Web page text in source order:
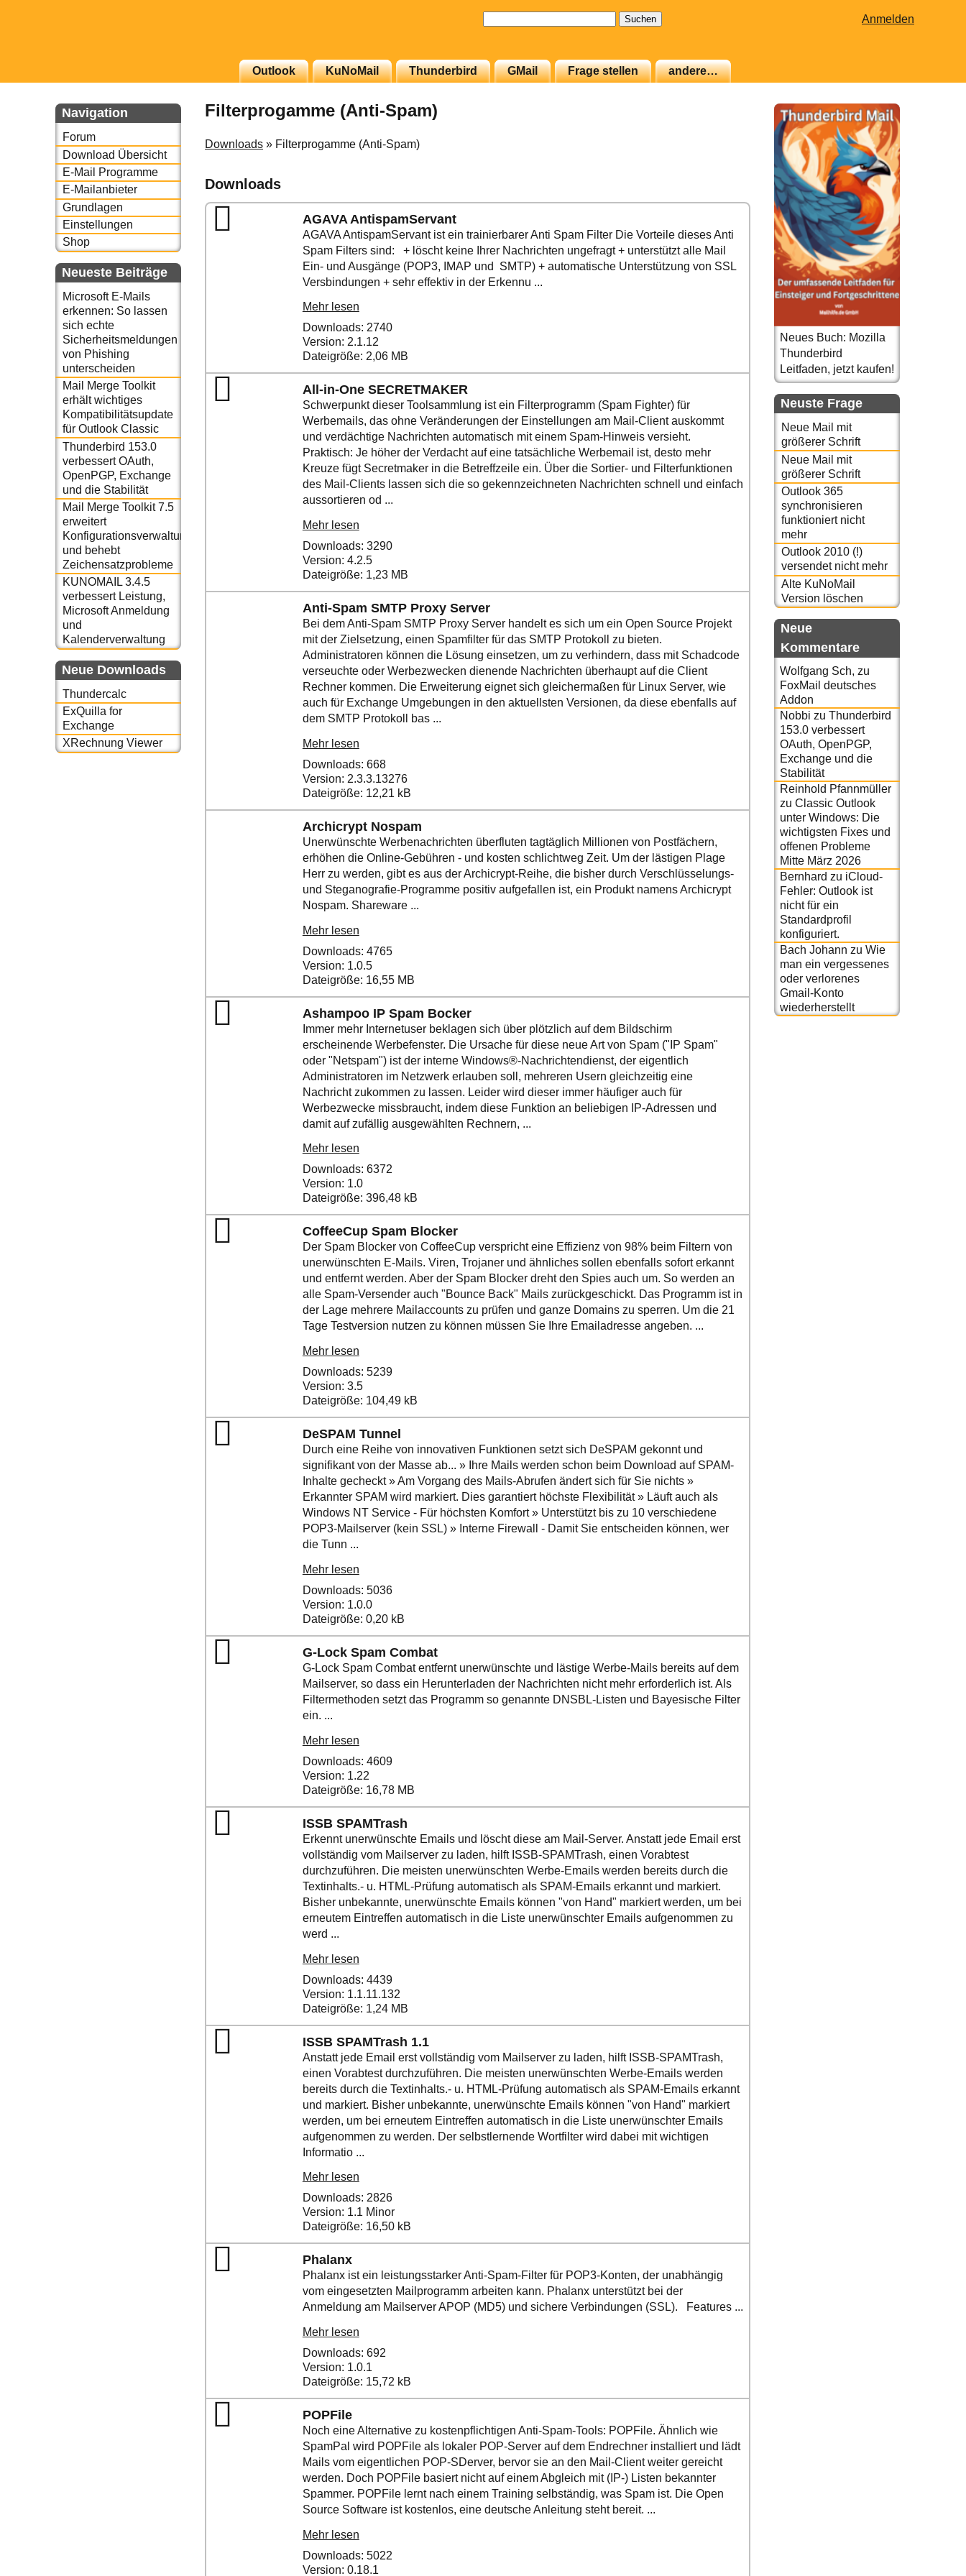
Anmelden
Outlook KuNoMail Thunderbird GMail Frage stellen andere…
Navigation
Forum
Download Übersicht
E-Mail Programme
E-Mailanbieter
Grundlagen
Einstellungen
Shop
Neueste Beiträge
Microsoft E-Mails
erkennen: So lassen
sich echte
Sicherheitsmeldungen
von Phishing
unterscheiden
Mail Merge Toolkit
erhält wichtiges
Kompatibilitätsupdate
für Outlook Classic
Thunderbird 153.0
verbessert OAuth,
OpenPGP, Exchange
und die Stabilität
Mail Merge Toolkit 7.5
erweitert
Konfigurationsverwaltung
und behebt
Zeichensatzprobleme
KUNOMAIL 3.4.5
verbessert Leistung,
Microsoft Anmeldung
und
Kalenderverwaltung
Neue Downloads
Thundercalc
ExQuilla for
Exchange
XRechnung Viewer
Filterprogamme (Anti-Spam)
Downloads » Filterprogamme (Anti-Spam)
Downloads
AGAVA AntispamServant
AGAVA AntispamServant ist ein trainierbarer Anti Spam Filter Die Vorteile dieses Anti
Spam Filters sind: + löscht keine Ihrer Nachrichten ungefragt + unterstützt alle Mail
Ein- und Ausgänge (POP3, IMAP und SMTP) + automatische Unterstützung von SSL
Versbindungen + sehr effektiv in der Erkennu ...
Mehr lesen
Downloads: 2740
Version: 2.1.12
Dateigröße: 2,06 MB
All-in-One SECRETMAKER
Schwerpunkt dieser Toolsammlung ist ein Filterprogramm (Spam Fighter) für
Werbemails, das ohne Veränderungen der Einstellungen am Mail-Client auskommt
und verdächtige Nachrichten automatisch mit einem Spam-Hinweis versieht.
Praktisch: Je höher der Verdacht auf eine tatsächliche Werbemail ist, desto mehr
Kreuze fügt Secretmaker in die Betreffzeile ein. Über die Sortier- und Filterfunktionen
des Mail-Clients lassen sich die so gekennzeichneten Nachrichten schnell und einfach
aussortieren od ...
Mehr lesen
Downloads: 3290
Version: 4.2.5
Dateigröße: 1,23 MB
Anti-Spam SMTP Proxy Server
Bei dem Anti-Spam SMTP Proxy Server handelt es sich um ein Open Source Projekt
mit der Zielsetzung, einen Spamfilter für das SMTP Protokoll zu bieten.
Administratoren können die Lösung einsetzen, um zu verhindern, dass mit Schadcode
verseuchte oder Werbezwecken dienende Nachrichten überhaupt auf die Client
Rechner kommen. Die Erweiterung eignet sich gleichermaßen für Linux Server, wie
auch für Exchange Umgebungen in den aktuellsten Versionen, da diese ebenfalls auf
dem SMTP Protokoll bas ...
Mehr lesen
Downloads: 668
Version: 2.3.3.13276
Dateigröße: 12,21 kB
Archicrypt Nospam
Unerwünschte Werbenachrichten überfluten tagtäglich Millionen von Postfächern,
erhöhen die Online-Gebühren - und kosten schlichtweg Zeit. Um der lästigen Plage
Herr zu werden, gibt es aus der Archicrypt-Reihe, die bisher durch Verschlüsselungs-
und Steganografie-Programme positiv aufgefallen ist, ein Produkt namens Archicrypt
Nospam. Shareware ...
Mehr lesen
Downloads: 4765
Version: 1.0.5
Dateigröße: 16,55 MB
Ashampoo IP Spam Bocker
Immer mehr Internetuser beklagen sich über plötzlich auf dem Bildschirm
erscheinende Werbefenster. Die Ursache für diese neue Art von Spam ("IP Spam"
oder "Netspam") ist der interne Windows®-Nachrichtendienst, der eigentlich
Administratoren im Netzwerk erlauben soll, mehreren Usern gleichzeitig eine
Nachricht zukommen zu lassen. Leider wird dieser immer häufiger auch für
Werbezwecke missbraucht, indem diese Funktion an beliebigen IP-Adressen und
damit auf zufällig ausgewählten Rechnern, ...
Mehr lesen
Downloads: 6372
Version: 1.0
Dateigröße: 396,48 kB
CoffeeCup Spam Blocker
Der Spam Blocker von CoffeeCup verspricht eine Effizienz von 98% beim Filtern von
unerwünschten E-Mails. Viren, Trojaner und ähnliches sollen ebenfalls sofort erkannt
und entfernt werden. Aber der Spam Blocker dreht den Spies auch um. So werden an
alle Spam-Versender auch "Bounce Back" Mails zurückgeschickt. Das Programm ist in
der Lage mehrere Mailaccounts zu prüfen und ganze Domains zu sperren. Um die 21
Tage Testversion nutzen zu können müssen Sie Ihre Emailadresse angeben. ...
Mehr lesen
Downloads: 5239
Version: 3.5
Dateigröße: 104,49 kB
DeSPAM Tunnel
Durch eine Reihe von innovativen Funktionen setzt sich DeSPAM gekonnt und
signifikant von der Masse ab... » Ihre Mails werden schon beim Download auf SPAM-
Inhalte gecheckt » Am Vorgang des Mails-Abrufen ändert sich für Sie nichts »
Erkannter SPAM wird markiert. Dies garantiert höchste Flexibilität » Läuft auch als
Windows NT Service - Für höchsten Komfort » Unterstützt bis zu 10 verschiedene
POP3-Mailserver (kein SSL) » Interne Firewall - Damit Sie entscheiden können, wer
die Tunn ...
Mehr lesen
Downloads: 5036
Version: 1.0.0
Dateigröße: 0,20 kB
G-Lock Spam Combat
G-Lock Spam Combat entfernt unerwünschte und lästige Werbe-Mails bereits auf dem
Mailserver, so dass ein Herunterladen der Nachrichten nicht mehr erforderlich ist. Als
Filtermethoden setzt das Programm so genannte DNSBL-Listen und Bayesische Filter
ein. ...
Mehr lesen
Downloads: 4609
Version: 1.22
Dateigröße: 16,78 MB
ISSB SPAMTrash
Erkennt unerwünschte Emails und löscht diese am Mail-Server. Anstatt jede Email erst
vollständig vom Mailserver zu laden, hilft ISSB-SPAMTrash, einen Vorabtest
durchzuführen. Die meisten unerwünschten Werbe-Emails werden bereits durch die
Textinhalts.- u. HTML-Prüfung automatisch als SPAM-Emails erkannt und markiert.
Bisher unbekannte, unerwünschte Emails können "von Hand" markiert werden, um bei
erneutem Eintreffen automatisch in die Liste unerwünschter Emails aufgenommen zu
werd ...
Mehr lesen
Downloads: 4439
Version: 1.1.11.132
Dateigröße: 1,24 MB
ISSB SPAMTrash 1.1
Anstatt jede Email erst vollständig vom Mailserver zu laden, hilft ISSB-SPAMTrash,
einen Vorabtest durchzuführen. Die meisten unerwünschten Werbe-Emails werden
bereits durch die Textinhalts.- u. HTML-Prüfung automatisch als SPAM-Emails erkannt
und markiert. Bisher unbekannte, unerwünschte Emails können "von Hand" markiert
werden, um bei erneutem Eintreffen automatisch in die Liste unerwünschter Emails
aufgenommen zu werden. Der selbstlernende Wortfilter wird dabei mit wichtigen
Informatio ...
Mehr lesen
Downloads: 2826
Version: 1.1 Minor
Dateigröße: 16,50 kB
Phalanx
Phalanx ist ein leistungsstarker Anti-Spam-Filter für POP3-Konten, der unabhängig
vom eingesetzten Mailprogramm arbeiten kann. Phalanx unterstützt bei der
Anmeldung am Mailserver APOP (MD5) und sichere Verbindungen (SSL). Features ...
Mehr lesen
Downloads: 692
Version: 1.0.1
Dateigröße: 15,72 kB
POPFile
Noch eine Alternative zu kostenpflichtigen Anti-Spam-Tools: POPFile. Ähnlich wie
SpamPal wird POPFile als lokaler POP-Server auf dem Endrechner installiert und lädt
Mails vom eigentlichen POP-SDerver, bervor sie an den Mail-Client weiter gereicht
werden. Doch POPFile basiert nicht auf einem Abgleich mit (IP-) Listen bekannter
Spammer. POPFile lernt nach einem Training selbständig, was Spam ist. Die Open
Source Software ist kostenlos, eine deutsche Anleitung steht bereit. ...
Mehr lesen
Downloads: 5022
Version: 0.18.1
Neues Buch: Mozilla
Thunderbird
Leitfaden, jetzt kaufen!
Neuste Frage
Neue Mail mit
größerer Schrift
Neue Mail mit
größerer Schrift
Outlook 365
synchronisieren
funktioniert nicht
mehr
Outlook 2010 (!)
versendet nicht mehr
Alte KuNoMail
Version löschen
Neue
Kommentare
Wolfgang Sch, zu
FoxMail deutsches
Addon
Nobbi zu Thunderbird
153.0 verbessert
OAuth, OpenPGP,
Exchange und die
Stabilität
Reinhold Pfannmüller
zu Classic Outlook
unter Windows: Die
wichtigsten Fixes und
offenen Probleme
Mitte März 2026
Bernhard zu iCloud-
Fehler: Outlook ist
nicht für ein
Standardprofil
konfiguriert.
Bach Johann zu Wie
man ein vergessenes
oder verlorenes
Gmail-Konto
wiederherstellt
Newsletter
Email für Sie
oder auch